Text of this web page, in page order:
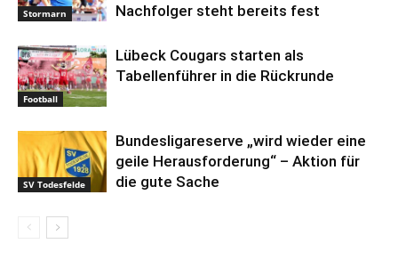
Stormarn
Nachfolger steht bereits fest
Football
Lübeck Cougars starten als
Tabellenführer in die Rückrunde
SV Todesfelde
Bundesligareserve „wird wieder eine
geile Herausforderung“ – Aktion für
die gute Sache